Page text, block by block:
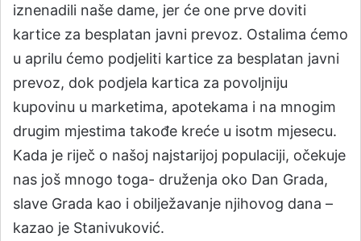
iznenadili naše dame, jer će one prve doviti
kartice za besplatan javni prevoz. Ostalima ćemo
u aprilu ćemo podjeliti kartice za besplatan javni
prevoz, dok podjela kartica za povoljniju
kupovinu u marketima, apotekama i na mnogim
drugim mjestima takođe kreće u isotm mjesecu.
Kada je riječ o našoj najstarijoj populaciji, očekuje
nas još mnogo toga- druženja oko Dan Grada,
slave Grada kao i obilježavanje njihovog dana –
kazao je Stanivuković.